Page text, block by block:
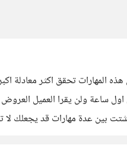
المهارات تحقق اكثر معادلة
مطلوبة جدا لكن ستجد 100 عرض اول ساعة ولن
بين عدة مهارات قد يجعلك لا